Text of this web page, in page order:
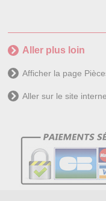
Aller plus loin
Afficher la page
Aller sur le site